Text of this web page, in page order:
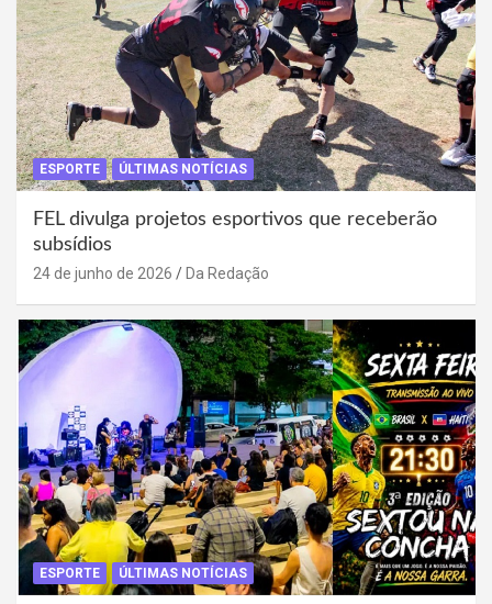
ESPORTE ÚLTIMAS NOTÍCIAS
FEL divulga projetos esportivos que receberão
subsídios
24 de junho de 2026 Da Redação
ESPORTE ÚLTIMAS NOTÍCIAS